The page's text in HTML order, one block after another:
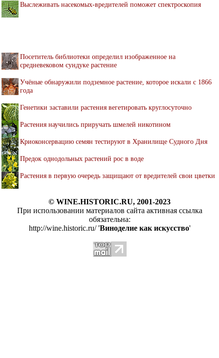
Выслеживать насекомых-вредителей поможет спектроскопия
Посетитель библиотеки определил изображенное на
средневековом сундуке растение
Учёные обнаружили подземное растение, которое искали с 1866
года
Генетики заставили растения вегетировать круглосуточно
Растения научились приручать шмелей никотином
Криоконсервацию семян тестируют в Хранилище Судного Дня
Предок однодольных растений рос в воде
Растения в первую очередь защищают от вредителей свои цветки
© WINE.HISTORIC.RU, 2001-2023
При использовании материалов сайта активная ссылка
обязательна:
http://wine.historic.ru/ 'Виноделие как искусство'